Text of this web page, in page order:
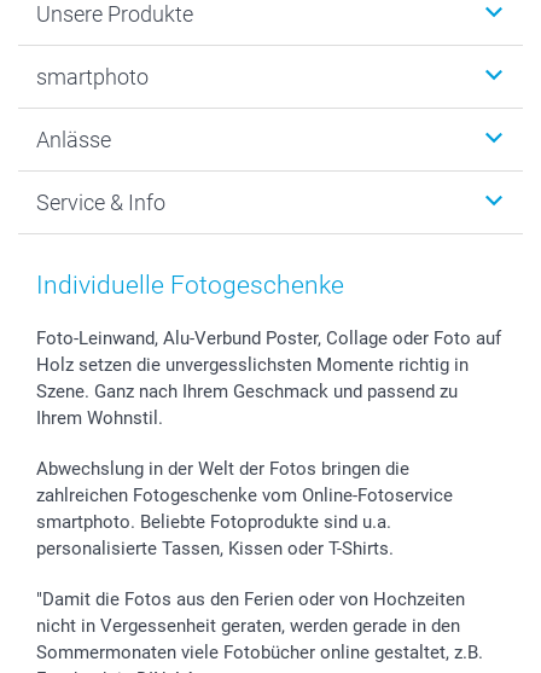
Unsere Produkte
Fotogeschenke
MyNameBook
Fotoabzüge, Fotos als Buch & Poster
Zubehör & Material
Sticker & Etiketten
Geschenk-Gutscheine (PDF)
smartphoto
Warum smartphoto
Datenschutz
AGB
Presse
Partnerprogramme
Investor Relations
Widerrufsrecht
Anlässe
Neujahr
Muttertag
Kommunion & Konfirmation
Hochzeit
Geburtstag
Zu allen Anlässen
Service & Info
Anmelden /Registrieren
Lieferfristen
72h Lieferung
Zahlungsmöglichkeiten
Status der Bestellung
smartfriends
smartgarantie
smartbonus
Individuelle Fotogeschenke
Foto-Leinwand, Alu-Verbund Poster, Collage oder Foto auf
Holz setzen die unvergesslichsten Momente richtig in
Szene. Ganz nach Ihrem Geschmack und passend zu
Ihrem Wohnstil.
Abwechslung in der Welt der Fotos bringen die
zahlreichen Fotogeschenke vom Online-Fotoservice
smartphoto. Beliebte Fotoprodukte sind u.a.
personalisierte Tassen, Kissen oder T-Shirts.
"Damit die Fotos aus den Ferien oder von Hochzeiten
nicht in Vergessenheit geraten, werden gerade in den
Sommermonaten viele Fotobücher online gestaltet, z.B.